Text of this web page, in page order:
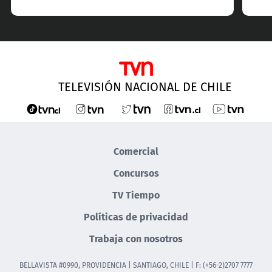
TELEVISIÓN NACIONAL DE CHILE
Comercial
Concursos
TV Tiempo
Políticas de privacidad
Trabaja con nosotros
BELLAVISTA #0990, PROVIDENCIA | SANTIAGO, CHILE | F: (+56-2)2707 7777